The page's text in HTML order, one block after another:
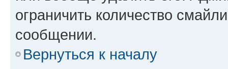
ограничить количество
сообщении.
Вернуться к началу